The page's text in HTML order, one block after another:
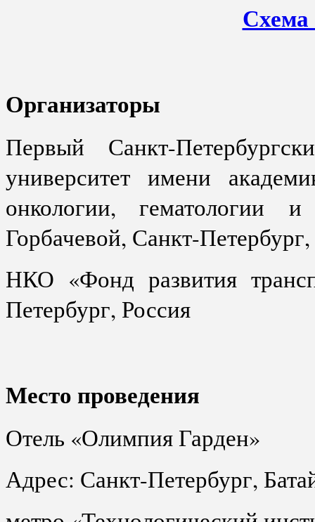
Организаторы
Первый Санкт-
университет имени
онкологии, гематологии и
Горбачевой, Санкт-
НКО «Фонд развития
Петербург, Россия
Место проведения
Отель «Олимпия Гарден»
Адрес: Санкт-Петербург,